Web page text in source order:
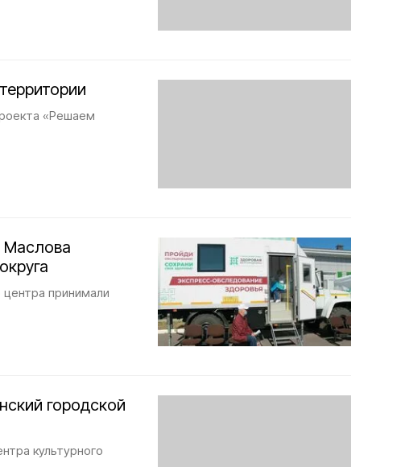
«Решаем
Маслова
принимали
городской
культурного